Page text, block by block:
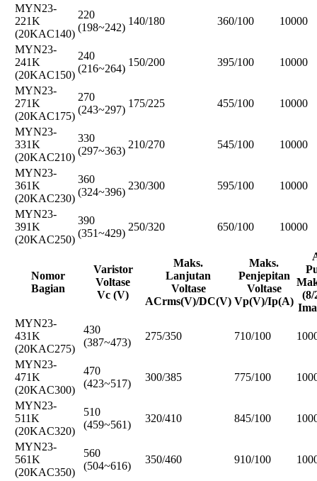
MYN23-
221K
(20KAC140)
220
(198~242)
140/180 360/100 10000
MYN23-
241K
(20KAC150)
240
(216~264)
150/200 395/100 10000
MYN23-
271K
(20KAC175)
270
(243~297)
175/225 455/100 10000
MYN23-
331K
(20KAC210)
330
(297~363)
210/270 545/100 10000
MYN23-
361K
(20KAC230)
360
(324~396)
230/300 595/100 10000
MYN23-
391K
(20KAC250)
390
(351~429)
250/320 650/100 10000
Nomor
Bagian
Varistor
Voltase
Vc (V)
Maks.
Lanjutan
Voltase
ACrms(V)/DC(V)
Maks.
Penjepitan
Voltase
Vp(V)/Ip(A)
(8/
MYN23-
431K
(20KAC275)
430
(387~473)
275/350 710/100
MYN23-
471K
(20KAC300)
470
(423~517)
300/385 775/100
MYN23-
511K
(20KAC320)
510
(459~561)
320/410 845/100
MYN23-
561K
(20KAC350)
560
(504~616)
350/460 910/100